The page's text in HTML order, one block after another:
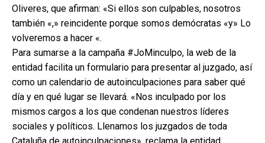
Oliveres, que afirman: «Si ellos son culpables, nosotros
también «,» reincidente porque somos demócratas «y» Lo
volveremos a hacer «.
Para sumarse a la campaña #JoMinculpo, la web de la
entidad facilita un formulario para presentar al juzgado, así
como un calendario de autoinculpaciones para saber qué
día y en qué lugar se llevará. «Nos inculpado por los
mismos cargos a los que condenan nuestros líderes
sociales y políticos. Llenamos los juzgados de toda